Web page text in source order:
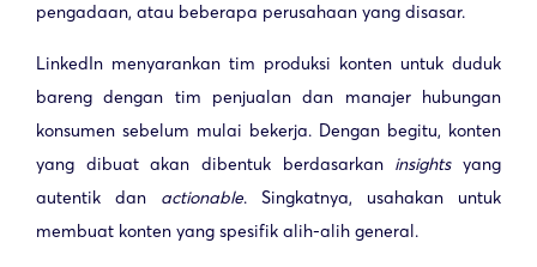
pengadaan, atau beberapa perusahaan yang disasar.
LinkedIn menyarankan tim produksi konten untuk duduk
bareng dengan tim penjualan dan manajer hubungan
konsumen sebelum mulai bekerja. Dengan begitu, konten
yang dibuat akan dibentuk berdasarkan insightsyang
autentik dan actionable. Singkatnya, usahakan untuk
membuat konten yang spesifik alih-alih general.